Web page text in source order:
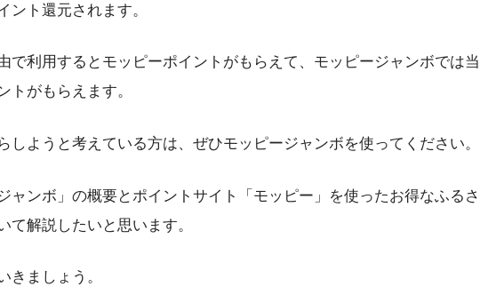
ント還元されます。
で利用するとモッピーポイントがもらえて、モッピージャンボでは当
トがもらえます。
しようと考えている方は、ぜひモッピージャンボを使ってください。
ャンボ」の概要とポイントサイト「モッピー」を使ったお得なふるさ
て解説したいと思います。
きましょう。